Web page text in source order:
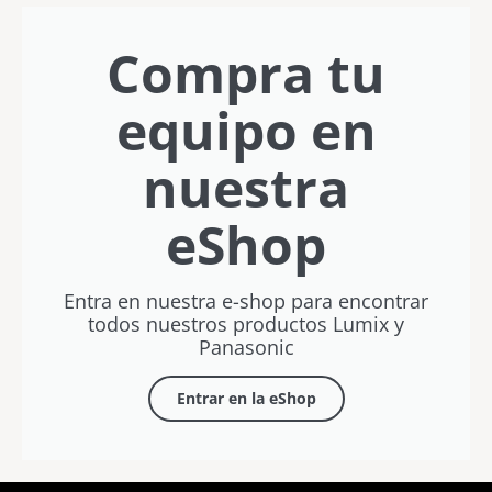
Compra tu
equipo en
nuestra
eShop
Entra en nuestra e-shop para encontrar
todos nuestros productos Lumix y
Panasonic
Entrar en la eShop